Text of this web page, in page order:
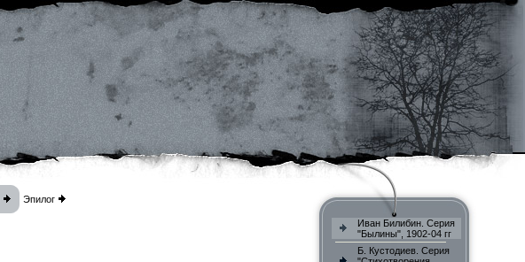
Эпилог
Иван Билибин. Серия
"Былины", 1902-04 гг
Б. Кустодиев. Серия